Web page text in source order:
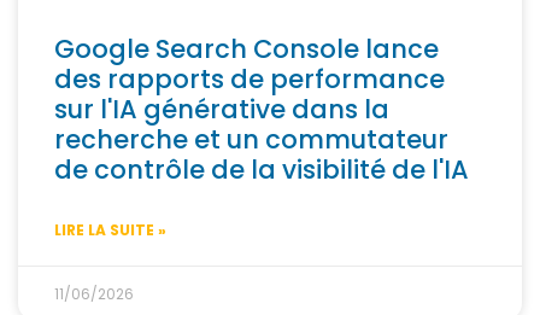
Google Search Console lance
des rapports de performance
sur l'IA générative dans la
recherche et un commutateur
de contrôle de la visibilité de l'IA
LIRE LA SUITE »
11/06/2026